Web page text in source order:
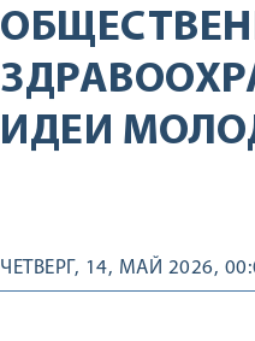
ИДЕИ
ЧЕТВЕРГ, 14, МАЙ 2026,